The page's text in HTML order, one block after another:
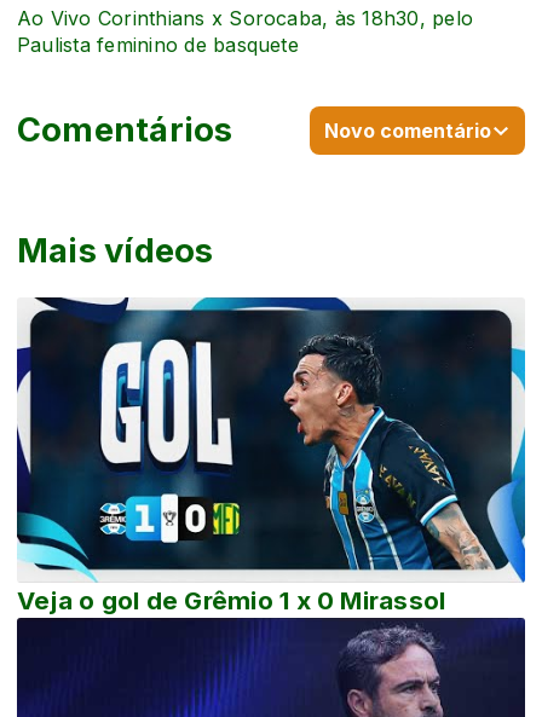
Mais vídeos
Veja o gol de Grêmio 1 x 0 Mirassol
Ao Vivo Corinthians x Sorocaba, às 18h30, pelo
Paulista feminino de basquete
Comentários Novo comentário